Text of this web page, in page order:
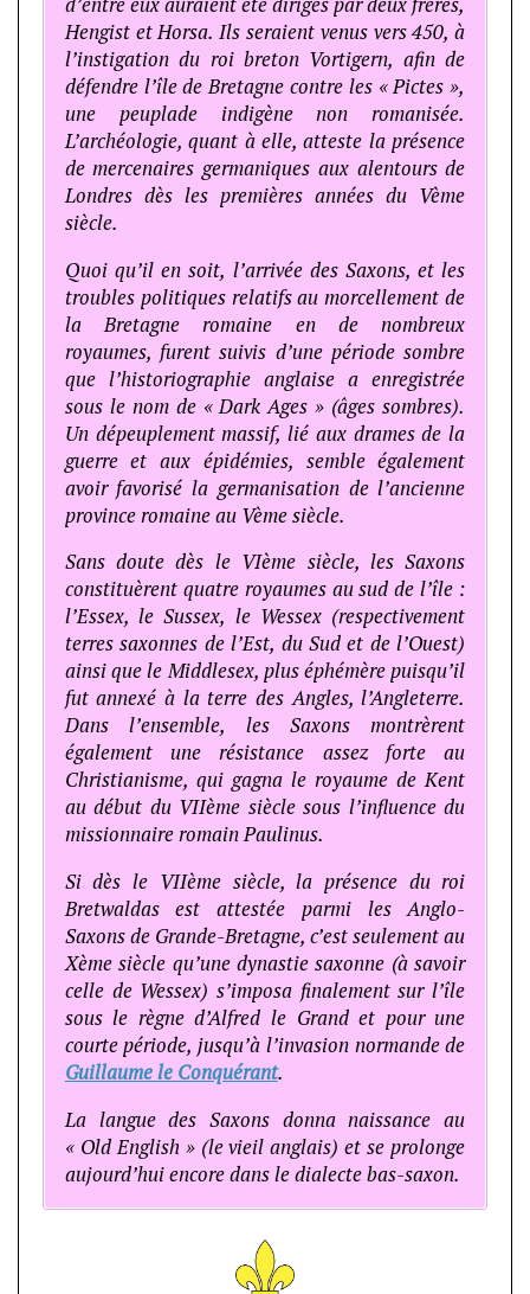
Hengist et Horsa. Ils seraient venus vers 450, à
l’instigation du roi breton Vortigern, afin de
défendre l’île de Bretagne contre les « Pictes »,
une peuplade indigène non romanisée.
L’archéologie, quant à elle, atteste la présence
de mercenaires germaniques aux alentours de
Londres dès les premières années du Vème
siècle.
Quoi qu’il en soit, l’arrivée des Saxons, et les
troubles politiques relatifs au morcellement de
la Bretagne romaine en de nombreux
royaumes, furent suivis d’une période sombre
que l’historiographie anglaise a enregistrée
sous le nom de « Dark Ages » (âges sombres).
Un dépeuplement massif, lié aux drames de la
guerre et aux épidémies, semble également
avoir favorisé la germanisation de l’ancienne
province romaine au Vème siècle.
Sans doute dès le VIème siècle, les Saxons
constituèrent quatre royaumes au sud de l’île :
l’Essex, le Sussex, le Wessex (respectivement
terres saxonnes de l’Est, du Sud et de l’Ouest)
ainsi que le Middlesex, plus éphémère puisqu’il
fut annexé à la terre des Angles, l’Angleterre.
Dans l’ensemble, les Saxons montrèrent
également une résistance assez forte au
Christianisme, qui gagna le royaume de Kent
au début du VIIème siècle sous l’influence du
missionnaire romain Paulinus.
Si dès le VIIème siècle, la présence du roi
Bretwaldas est attestée parmi les Anglo-
Saxons de Grande-Bretagne, c’est seulement au
Xème siècle qu’une dynastie saxonne (à savoir
celle de Wessex) s’imposa finalement sur l’île
sous le règne d’Alfred le Grand et pour une
courte période, jusqu’à l’invasion normande de
Guillaume le Conquérant.
La langue des Saxons donna naissance au
« Old English » (le vieil anglais) et se prolonge
aujourd’hui encore dans le dialecte bas-saxon.